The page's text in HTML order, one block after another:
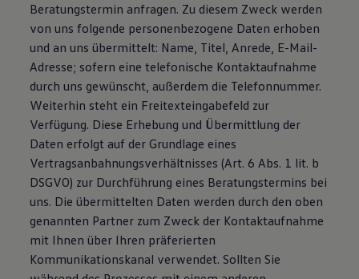
Beratungstermin anfragen. Zu diesem Zweck werden
von uns folgende personenbezogene Daten erhoben
und an uns übermittelt: Name, Titel, Anrede, E-Mail-
Adresse; sofern eine telefonische Kontaktaufnahme
durch uns gewünscht, außerdem die Telefonnummer.
Weiterhin steht ein Freitexteingabefeld zur
Verfügung. Diese Erhebung und Übermittlung der
Daten erfolgt auf der Grundlage eines
Vertragsanbahnungsverhältnisses (Art. 6 Abs. 1 lit. b
DSGVO) zur Durchführung eines Beratungstermins bei
uns. Die übermittelten Daten werden durch den oben
genannten Partner zum Zweck der Kontaktaufnahme
mit Ihnen über Ihren präferierten
Kommunikationskanal verwendet. Sollten Sie